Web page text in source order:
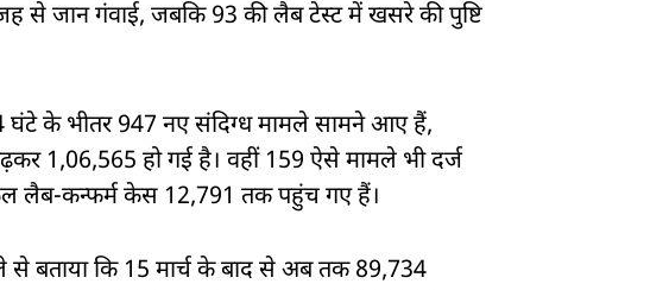
से जान गंवाई, जबकि 93 की लैब टेस्ट में खसरे की पुष्टि
घंटे के भीतर 947 नए संदिग्ध मामले सामने आए हैं,
1,06,565 हो गई है। वहीं 159 ऐसे मामले भी दर्ज
लैब-कन्फर्म केस 12,791 तक पहुंच गए हैं।
से बताया कि 15 मार्च के बाद से अब तक 89,734